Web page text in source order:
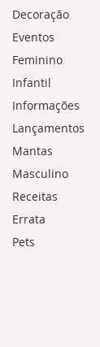
Decoração
Eventos
Feminino
Infantil
Informações
Lançamentos
Mantas
Masculino
Receitas
Errata
Pets